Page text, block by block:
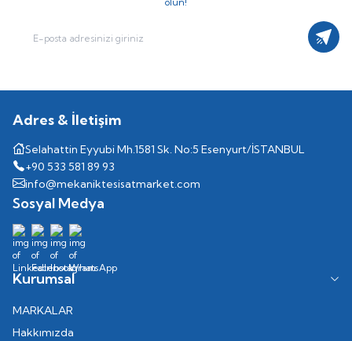
Adres & İletişim
Selahattin Eyyubi Mh.1581 Sk. No:5 Esenyurt/İSTANBUL
+90 533 581 89 93
info@mekaniktesisatmarket.com
Sosyal Medya
Kurumsal
MARKALAR
Hakkımızda